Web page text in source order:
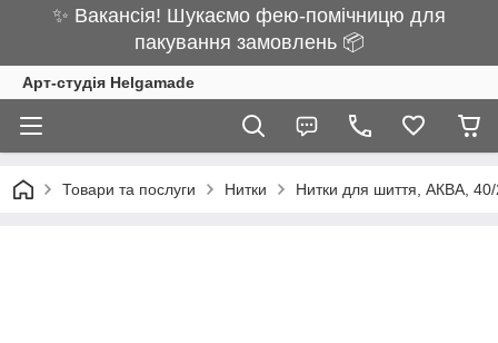
✨ Вакансія! Шукаємо фею-помічницю для
пакування замовлень 📦
Арт-студія Helgamade
Товари та послуги Нитки Нитки для шиття, АКВА, 40/